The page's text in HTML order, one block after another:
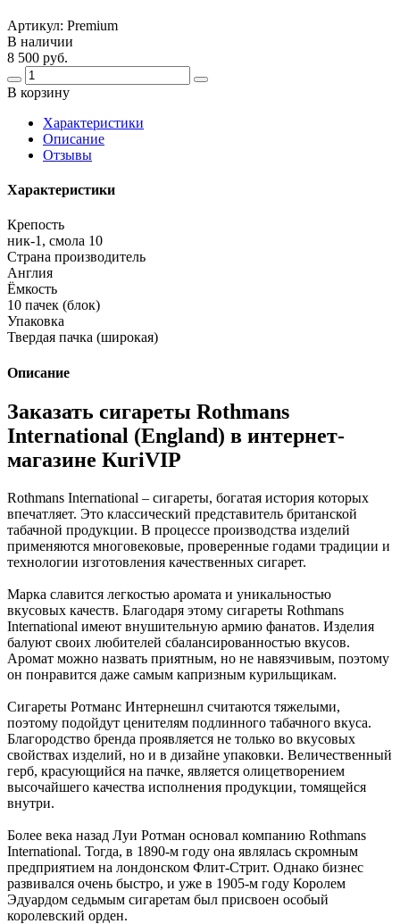
Артикул: Premium
В наличии
8 500 руб.
В корзину
Харaктеристики
Описание
Отзывы
Характеристики
Крепость
ник-1, смола 10
Страна производитель
Англия
Ёмкость
10 пачек (блок)
Упаковка
Твердая пачка (широкая)
Описание
Заказать сигареты Rothmans
International (England) в интернет-
магазине КuriVIP
Rothmans International – сигареты, богатая история которых
впечатляет. Это классический представитель британской
табачной продукции. В процессе производства изделий
применяются многовековые, проверенные годами традиции и
технологии изготовления качественных сигарет.
Марка славится легкостью аромата и уникальностью
вкусовых качеств. Благодаря этому сигареты Rothmans
International имеют внушительную армию фанатов. Изделия
балуют своих любителей сбалансированностью вкусов.
Аромат можно назвать приятным, но не навязчивым, поэтому
он понравится даже самым капризным курильщикам.
Сигареты Ротманс Интернешнл считаются тяжелыми,
поэтому подойдут ценителям подлинного табачного вкуса.
Благородство бренда проявляется не только во вкусовых
свойствах изделий, но и в дизайне упаковки. Величественный
герб, красующийся на пачке, является олицетворением
высочайшего качества исполнения продукции, томящейся
внутри.
Более века назад Луи Ротман основал компанию Rothmans
International. Тогда, в 1890-м году она являлась скромным
предприятием на лондонском Флит-Стрит. Однако бизнес
развивался очень быстро, и уже в 1905-м году Королем
Эдуардом седьмым сигаретам был присвоен особый
королевский орден.